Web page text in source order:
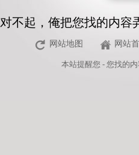
对不起，俺把您找的内容
网站地图 网站
本站提醒您 - 您找的